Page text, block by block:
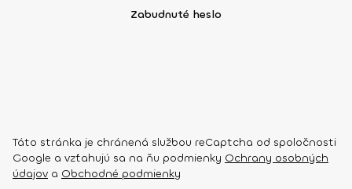
Zabudnuté heslo
Táto stránka je chránená službou reCaptcha od spoločnosti
Google a vzťahujú sa na ňu podmienky Ochrany osobných
údajov a Obchodné podmienky